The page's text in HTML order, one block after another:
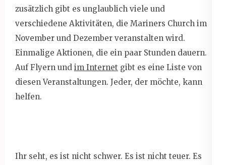
zusätzlich gibt es unglaublich viele und
verschiedene Aktivitäten, die Mariners Church im
November und Dezember veranstalten wird.
Einmalige Aktionen, die ein paar Stunden dauern.
Auf Flyern und im Internet gibt es eine Liste von
diesen Veranstaltungen. Jeder, der möchte, kann
helfen.
Ihr seht, es ist nicht schwer. Es ist nicht teuer. Es